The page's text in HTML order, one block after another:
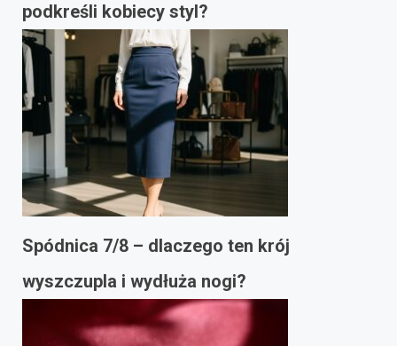
podkreśli kobiecy styl?
Spódnica 7/8 – dlaczego ten krój
wyszczupla i wydłuża nogi?